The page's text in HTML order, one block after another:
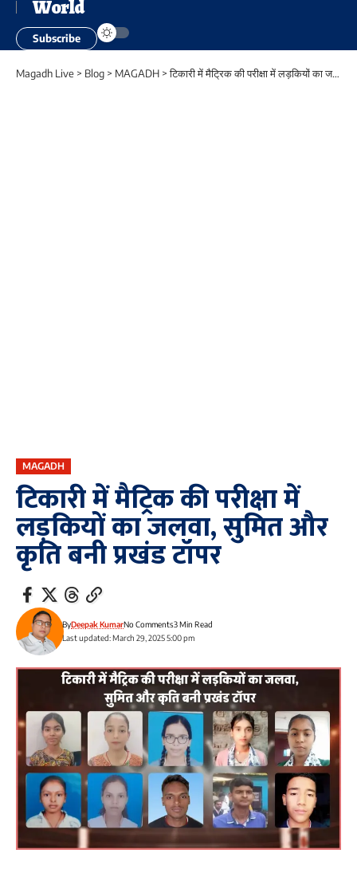
World
Subscribe
Magadh Live > Blog > MAGADH >टिकारी में मैट्रिक की परीक्षा में लड़कियों का जलवा, सुमित और कृति बनी प्रखंड टॉपर
MAGADH
टिकारी में मैट्रिक की परीक्षा में
लड़कियों का जलवा, सुमित और
कृति बनी प्रखंड टॉपर
Last updated: March 29, 2025 5:00 pm
ByDeepak KumarNo Comments3 Min Read